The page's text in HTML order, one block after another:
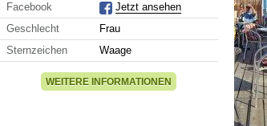
Facebook
Jetzt ansehen
Geschlecht
Frau
Sternzeichen
Waage
WEITERE INFORMATIONEN